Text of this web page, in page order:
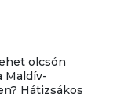
olcsón
Maldív-
Hátizsákos